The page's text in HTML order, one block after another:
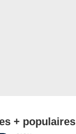
+ populaires